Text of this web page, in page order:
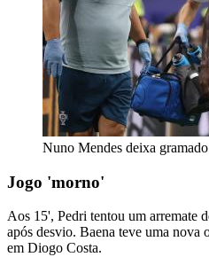
Nuno Mendes deixa
Jogo 'morno'
Aos 15', Pedri tentou um arremate
após desvio. Baena teve uma nova
em Diogo Costa.